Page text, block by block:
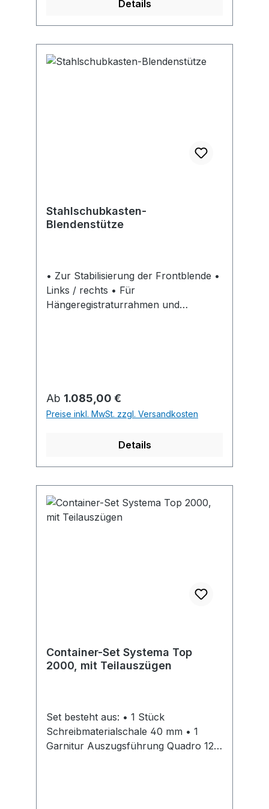
Lieferung ohne Inhalt.
Details
Stahlschubkasten-
Blendenstütze
• Zur Stabilisierung der Frontblende •
Links / rechts • Für
Hängeregistraturrahmen und
Regulärer Preis:
Ab 1.085,00 €
Preise inkl. MwSt. zzgl. Versandkosten
Details
Container-Set Systema Top
2000, mit Teilauszügen
Set besteht aus: • 1 Stück
Schreibmaterialschale 40 mm • 1
Garnitur Auszugsführung Quadro 12,